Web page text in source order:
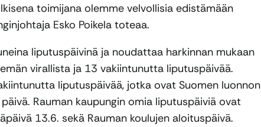
toimijana olemme velvollisia edistämään
Esko Poikela toteaa.
liputuspäivinä ja noudattaa harkinnan mukaan
virallista ja 13 vakiintunutta liputuspäivää.
liputuspäivää, jotka ovat Suomen luonnon
Rauman kaupungin omia liputuspäiviä ovat
13.6. sekä Rauman koulujen aloituspäivä.